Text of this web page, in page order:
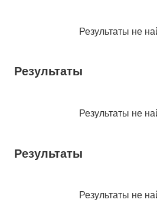
Результаты не
Результаты
Результаты не
Результаты
Результаты не